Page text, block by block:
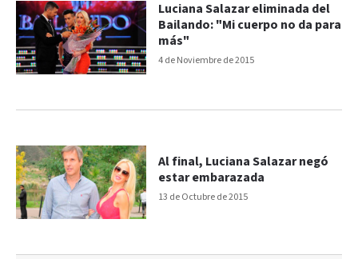
4 de Noviembre de 2015
Luciana Salazar eliminada del
Bailando: "Mi cuerpo no da para
más"
13 de Octubre de 2015
Al final, Luciana Salazar negó
estar embarazada